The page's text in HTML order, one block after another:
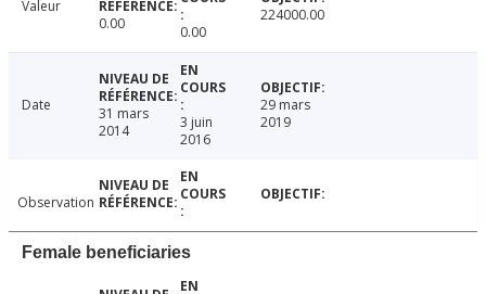
Valeur
0.00
0.00
224000.00
Date
31 mars
2014
3 juin
2016
29 mars
2019
Observation
Female beneficiaries